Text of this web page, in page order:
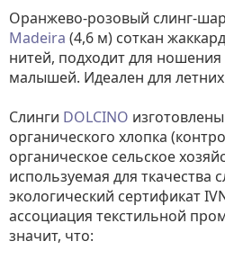
Оранжево-розовый слинг-
Madeira (4,6 м) соткан
нитей, подходит для
малышей. Идеален для летних
Слинги DOLCINO
органического хлопка
органическое сельское
используемая для ткачества
экологический сертификат
ассоциация текстильной
значит, что: